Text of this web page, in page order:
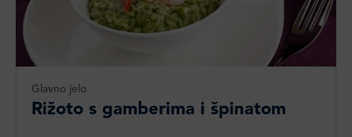
Glavno jelo
Rižoto s gamberima i špinatom